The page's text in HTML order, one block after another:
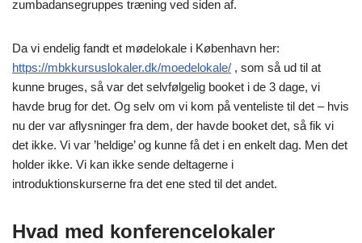
zumbadansegruppes træning ved siden af.
Da vi endelig fandt et mødelokale i København her:
https://mbkkursuslokaler.dk/moedelokale/ , som så ud til at
kunne bruges, så var det selvfølgelig booket i de 3 dage, vi
havde brug for det. Og selv om vi kom på venteliste til det – hvis
nu der var aflysninger fra dem, der havde booket det, så fik vi
det ikke. Vi var ’heldige’ og kunne få det i en enkelt dag. Men det
holder ikke. Vi kan ikke sende deltagerne i
introduktionskurserne fra det ene sted til det andet.
Hvad med konferencelokaler